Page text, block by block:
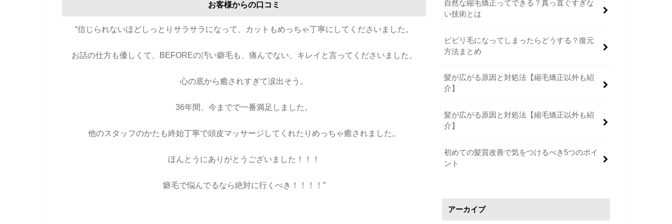
お客様からの口コミ
“信じられないほどしっとりサラサラになって、カットもめっちゃ丁寧にしてくださいました。
お話の仕方も優しくて、BEFOREの汚い癖毛も、痛んでない、キレイと言ってくださいました。
心の底から癒されすぎて涙出そう。
36年間、今までで一番満足しました。
他のスタッフのかたも終始丁寧で頭皮マッサージしてくれたりめっちゃ癒されました。
ほんとうにありがとうございました！！！
癖毛で悩んでるなら絶対に行くべき！！！！”
自然な縮毛矯正ってできる？真っ直ぐすぎな
い技術とは
ビビリ毛になってしまったらどうする？復元
方法まとめ
髪が広がる原因と対処法【縮毛矯正以外も紹
介】
髪が広がる原因と対処法【縮毛矯正以外も紹
介】
初めての髪質改善で気をつけるべき5つのポイ
ント
アーカイブ